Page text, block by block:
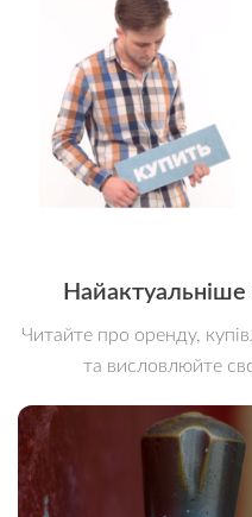
Найактуальніше
Читайте про оренду,
та висловлюйте